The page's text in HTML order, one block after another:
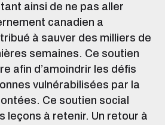
ainsi de ne pas aller
canadien a
à sauver des milliers de
semaines. Ce soutien
afin d’amoindrir les défis
vulnérabilisées par la
Ce soutien social
leçons à retenir. Un retour à